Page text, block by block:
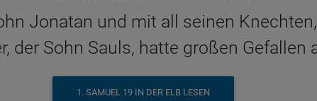
Jonatan und mit all seinen
der Sohn Sauls, hatte großen Gefallen
1. SAMUEL 19 IN DER ELB LESEN